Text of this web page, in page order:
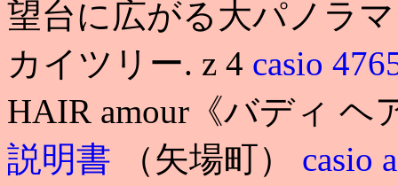
望台に広がる大パノラ
カイツリー. z 4 casio
HAIR amour《バディ ヘ
説明書
（矢場町） casio